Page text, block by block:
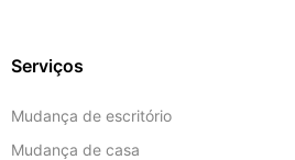
Serviços
Mudança de escritório
Mudança de casa